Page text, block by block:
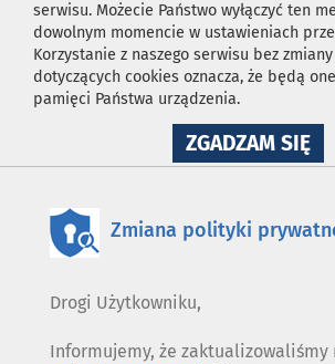
serwisu. Możecie Państwo wyłączyć ten
dowolnym momencie w ustawieniach
Korzystanie z naszego serwisu bez
dotyczących cookies oznacza, że będą
pamięci Państwa urządzenia.
ZGADZAM SIĘNA
Zmiana polityki
Drogi Użytkowniku,
Informujemy, że zaktualizowaliśmy